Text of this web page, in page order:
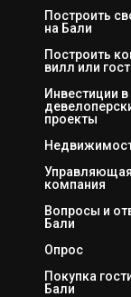
Построить
на Бали
Построить
вилл или
Инвестиции в
проекты
Управляющая
компания
Вопросы и
Бали
Опрос
Покупка
Бали